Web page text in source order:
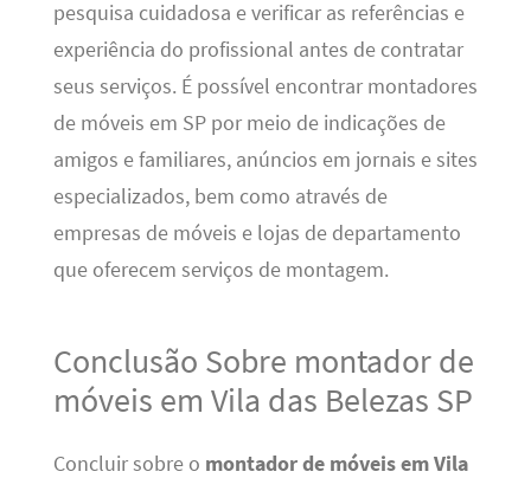
pesquisa cuidadosa e verificar as referências e
experiência do profissional antes de contratar
seus serviços. É possível encontrar montadores
de móveis em SP por meio de indicações de
amigos e familiares, anúncios em jornais e sites
especializados, bem como através de
empresas de móveis e lojas de departamento
que oferecem serviços de montagem.
Conclusão Sobre montador de
móveis em Vila das Belezas SP
Concluir sobre o montador de móveis em Vila